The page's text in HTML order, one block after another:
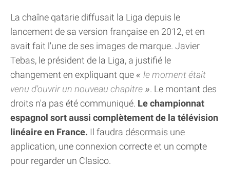
La chaîne qatarie diffusait la Liga depuis le
lancement de sa version française en 2012, et en
avait fait l'une de ses images de marque. Javier
Tebas, le président de la Liga, a justifié le
changement en expliquant que
le moment était
venu d'ouvrir un nouveau chapitre
. Le montant des
droits n'a pas été communiqué. Le championnat
espagnol sort aussi complètement de la télévision
linéaire en France. Il faudra désormais une
application, une connexion correcte et un compte
pour regarder un Clasico.